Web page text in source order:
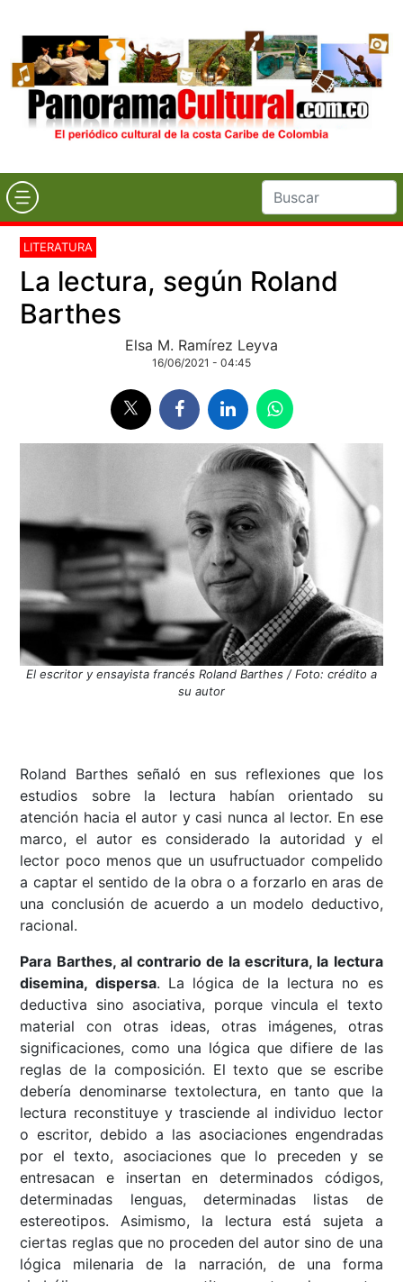
LITERATURA
La lectura, según Roland
Barthes
Elsa M. Ramírez Leyva
16/06/2021 - 04:45
El escritor y ensayista francés Roland Barthes / Foto: crédito a
su autor
Roland Barthes señaló en sus reflexiones que los
estudios sobre la lectura habían orientado su
atención hacia el autor y casi nunca al lector. En ese
marco, el autor es considerado la autoridad y el
lector poco menos que un usufructuador compelido
a captar el sentido de la obra o a forzarlo en aras de
una conclusión de acuerdo a un modelo deductivo,
racional.
Para Barthes, al contrario de la escritura, la lectura
disemina, dispersa. La lógica de la lectura no es
deductiva sino asociativa, porque vincula el texto
material con otras ideas, otras imágenes, otras
significaciones, como una lógica que difiere de las
reglas de la composición. El texto que se escribe
debería denominarse textolectura, en tanto que la
lectura reconstituye y trasciende al individuo lector
o escritor, debido a las asociaciones engendradas
por el texto, asociaciones que lo preceden y se
entresacan e insertan en determinados códigos,
determinadas lenguas, determinadas listas de
estereotipos. Asimismo, la lectura está sujeta a
ciertas reglas que no proceden del autor sino de una
lógica milenaria de la narración, de una forma